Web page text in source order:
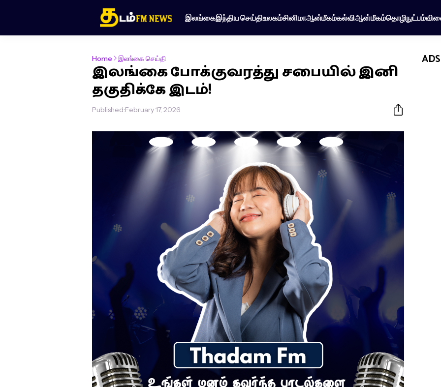
இலங்கைஇந்திய செய்திஉலகம்சினிமாஆன்மீகம்கல்விஆன்மீகம்தொழிநுட்பம்
Home இலங்கை செய்தி
இலங்கை போக்குவரத்து சபையில் இனி
தகுதிக்கே இடம்!
Published:February 17, 2026
ADS